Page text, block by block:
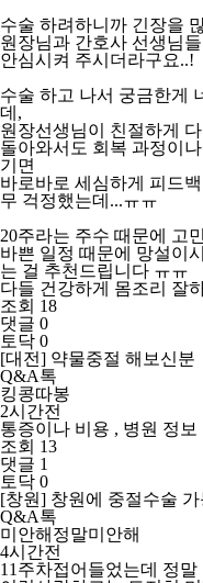
수술 하려하니까 긴장을
원장님과 간호사 선생님
안심시켜 주시더라구요..!
수술 하고 나서 궁금한게
데,
원장선생님이 친절하게
돌아와서도 회복 과정이
기면
바로바로 세심하게 피드
무 걱정했는데...ㅠㅠ
20주라는 주수 때문에 고
바쁜 일정 때문에 망설이
는 걸 추천드립니다 ㅠㅠ
다들 건강하게 몸조리 잘
조회 18
댓글 0
토닥 0
[대전] 약물중절 해보신분
Q&A톡
킹콩따봉
2시간전
통증이나 비용 , 병원 정
조회 13
댓글 1
토닥 0
[창원] 창원에 중절수술
Q&A톡
미안해정말미안해
4시간전
11주차접어들었는데 정